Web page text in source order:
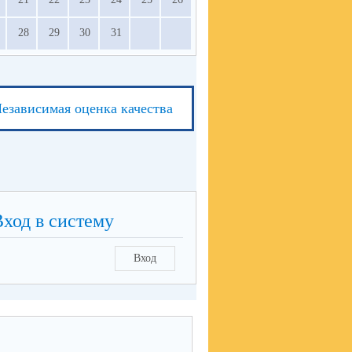
28 29 30 31
оценка качества
в систему
Вход